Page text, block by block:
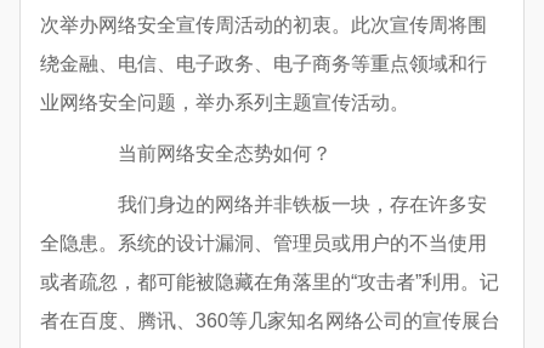
次举办网络安全宣传周活动的初衷。此次宣传周将围
绕金融、电信、电子政务、电子商务等重点领域和行
业网络安全问题，举办系列主题宣传活动。
当前网络安全态势如何？
我们身边的网络并非铁板一块，存在许多安
全隐患。系统的设计漏洞、管理员或用户的不当使用
或者疏忽，都可能被隐藏在角落里的“攻击者”利用。记
者在百度、腾讯、360等几家知名网络公司的宣传展台